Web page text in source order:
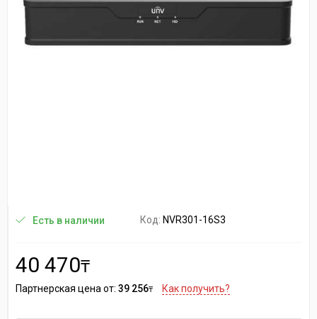
Есть в наличии Код: NVR301-16S3
40 470₸
Партнерская цена от: 39 256₸ Как получить?